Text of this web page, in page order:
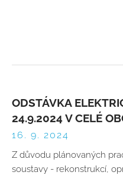
ODSTÁVKA
24.9.2024 V CELÉ
16. 9. 2024
Z důvodu plánovaných
soustavy - rekonstrukcí,